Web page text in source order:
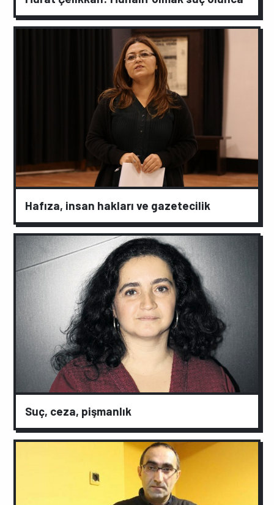
Hafıza, insan hakları ve gazetecilik
Suç, ceza, pişmanlık